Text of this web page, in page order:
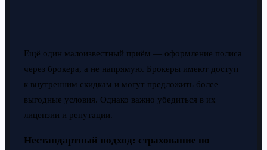
Ещё один малоизвестный приём — оформление полиса
через брокера, а не напрямую. Брокеры имеют доступ
к внутренним скидкам и могут предложить более
выгодные условия. Однако важно убедиться в их
лицензии и репутации.
Нестандартный подход: страхование по